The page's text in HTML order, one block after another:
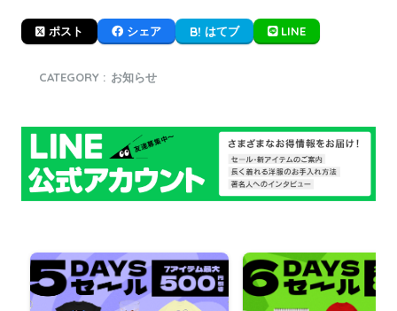
ポスト シェア はてブ LINE
CATEGORY : お知らせ